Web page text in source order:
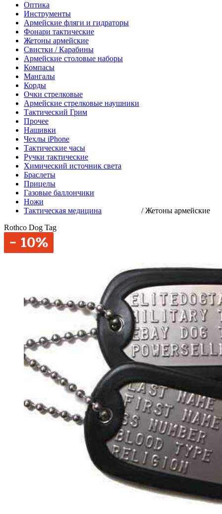
Оптика
Инструменты
Армейские фляги и гидраторы
Фонари тактические
Жетоны армейские
Свистки / Карабины
Армейские столовые наборы
Компасы
Мангалы
Корды
Очки стрелковые
Армейские стрелковые наушники
Тактический Грим
Прочее
Нашивки
Чехлы iPhone
Тактические часы
Ручки тактические
Химический источник света
Браслеты
Прицелы
Газовые баллончики
Ножи
Тактическая медицина
/Жетоны армейские
Rothco Dog Tag